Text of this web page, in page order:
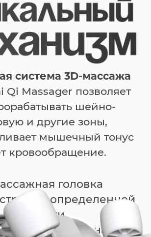
система 3D-массажа
Qi Massager позволяет
шейно-
и другие зоны,
мышечный тонус
кровообращение.
головка
в определенной
углом, начиная